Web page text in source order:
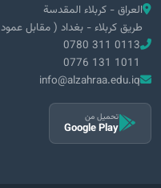
العراق - كربلاء المقدسة
طريق كربلاء - بغداد ( مقابل عمود 70)
0780 311 0113
0776 131 1011
info@alzahraa.edu.iq
تحميل من
Google Play